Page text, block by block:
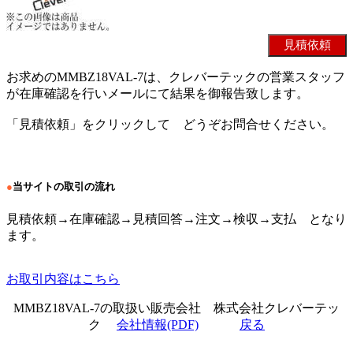
お求めのMMBZ18VAL-7は、クレバーテックの営業スタッフ
が在庫確認を行いメールにて結果を御報告致します。
「見積依頼」をクリックして どうぞお問合せください。
●当サイトの取引の流れ
見積依頼→在庫確認→見積回答→注文→検収→支払 となり
ます。
お取引内容はこちら
MMBZ18VAL-7の取扱い販売会社 株式会社クレバーテッ
ク 会社情報(PDF) 戻る